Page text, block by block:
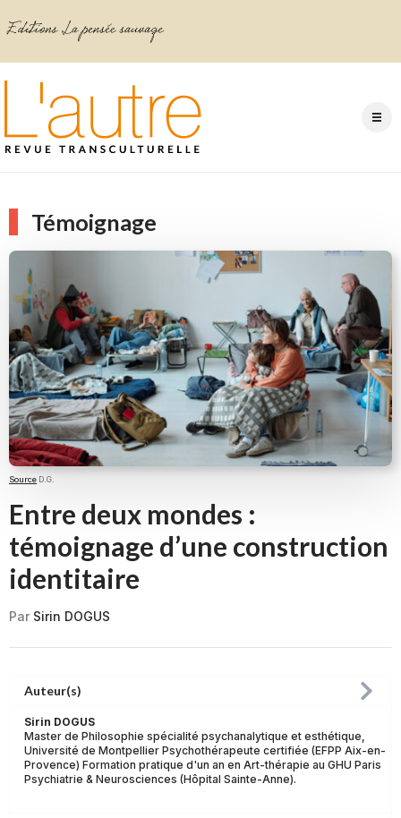
Témoignage
Source D.G.
Entre deux mondes :
témoignage d’une construction
identitaire
Par Sirin DOGUS
Auteur(s)
Sirin DOGUS
Master de Philosophie spécialité psychanalytique et esthétique,
Université de Montpellier Psychothérapeute certifiée (EFPP Aix-en-
Provence) Formation pratique d'un an en Art-thérapie au GHU Paris
Psychiatrie & Neurosciences (Hôpital Sainte-Anne).